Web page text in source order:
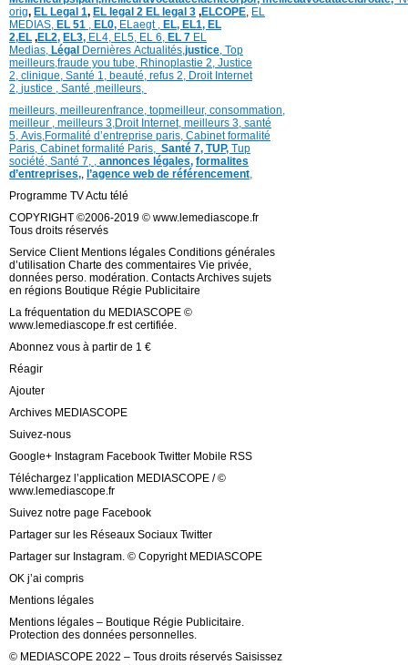
orig, EL Legal 1, EL legal 2 EL legal 3 ,ELCOPE, EL
MEDIAS, EL 51 , EL0, ELaegt , EL, EL1, EL
2,EL ,EL2, EL3, EL4, EL5, EL 6, EL 7 EL
Medias, Légal Dernières Actualités,justice, Top
meilleurs,fraude you tube, Rhinoplastie 2, Justice
2, clinique, Santé 1, beauté, refus 2, Droit Internet
2, justice , Santé ,meilleurs,
meilleurs, meilleurenfrance, topmeilleur, consommation,
meilleur , meilleurs 3,Droit Internet, meilleurs 3, santé
5, Avis,Formalité d’entreprise paris, Cabinet formalité
Paris, Cabinet formalité Paris, Santé 7, TUP, Tup
société, Santé 7, , annonces légales, formalites
d’entreprises,, l’agence web de référencement,
Programme TV Actu télé
COPYRIGHT ©2006-2019 © www.lemediascope.fr
Tous droits réservés
Service Client Mentions légales Conditions générales
d’utilisation Charte des commentaires Vie privée,
données perso. modération. Contacts Archives sujets
en régions Boutique Régie Publicitaire
La fréquentation du MEDIASCOPE ©
www.lemediascope.fr est certifiée.
Abonnez vous à partir de 1 €
Réagir
Ajouter
Archives MEDIASCOPE
Suivez-nous
Google+ Instagram Facebook Twitter Mobile RSS
Téléchargez l’application MEDIASCOPE / ©
www.lemediascope.fr
Suivez notre page Facebook
Partager sur les Réseaux Sociaux Twitter
Partager sur Instagram. © Copyright MEDIASCOPE
OK j’ai compris
Mentions légales
Mentions légales – Boutique Régie Publicitaire.
Protection des données personnelles.
© MEDIASCOPE 2022 – Tous droits réservés Saisissez